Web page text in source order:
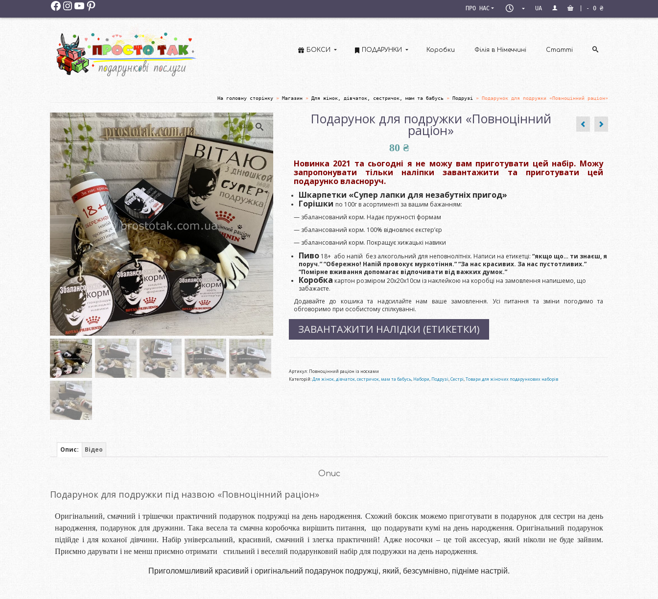
ПРО НАС
ПН–
ПТ
UA - 0 ₴
Facebook
Instagram
YouTube
Pinterest
БОКСИ ПОДАРУНКИ Коробки Філія в Німеччині Статті
На головну сторінку » Магазин » Для жінок, дівчаток, сестричок, мам та бабусь » Подрузі » Подарунок для подружки «Повноцінний раціон»
Подарунок для подружки «Повноцінний
раціон»
80₴
Новинка 2021 та сьогодні я не можу вам приготувати цей набір. Можу
запропонувати тільки наліпки завантажити та приготувати цей
подарунко власноруч.
Шкарпетки «Супер лапки для незабутніх пригод»
Горішки по 100г в асортименті за вашим бажанням:
— збалансований корм. Надає пружності формам
— збалансований корм. 100% відновлює екстер’єр
— збалансований корм. Покращує хижацькі навики
Пиво18+ або напій без алкогольний для неповнолітніх. Написи на етикетці: “якщо що… ти знаєш, я
поруч.” “Обережно! Напій провокує муркотіння.” “За нас красивих. За нас пустотливих.”
“Помірне вживання допомагає відпочивати від важких думок.”
Коробка картон розміром 20х20х10см із наклейкою на коробці на замовлення напишемо, що
забажаєте.
Додавайте до кошика та надсилайте нам ваше замовлення. Усі питання та зміни погодимо та
обговоримо при особистому спілкуванні.
ЗАВАНТАЖИТИ НАЛІДКИ (ЕТИКЕТКИ)
Артикул: Повноцінний раціон із носками
Категорій:Для жінок, дівчаток, сестричок, мам та бабусь, Набори, Подрузі,Сестрі,Товари для жіночих подарункових наборів
Опис: Відео
Опис
Подарунок для подружки під назвою «Повноцінний раціон»
Оригінальний, смачний і трішечки практичний подарунок подружці на день народження. Схожий боксик можемо приготувати в подарунок для сестри на день
народження, подарунок для дружини. Така весела та смачна коробочка вирішить питання, що подарувати кумі на день народження. Оригінальний подарунок
підійде і для коханої дівчини. Набір універсальний, красивий, смачний і злегка практичний! Адже носочки – це той аксесуар, який ніколи не буде зайвим.
Приємно дарувати і не менш приємно отримати стильний і веселий подарунковий набір для подружки на день народження.
Приголомшливий красивий і оригінальний подарунок подружці, який, безсумнівно, підніме настрій.